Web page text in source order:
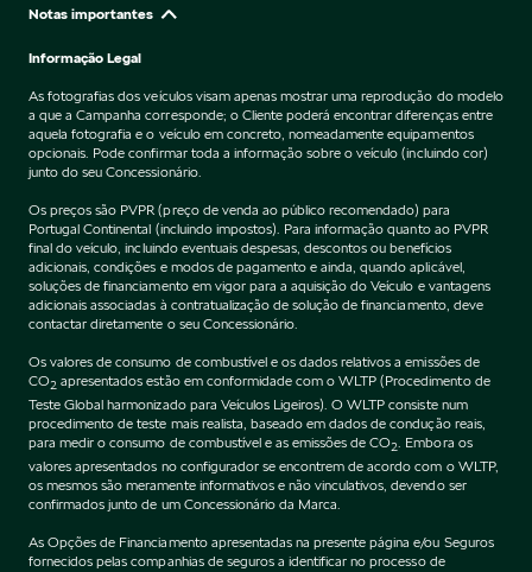
Notas importantes
Informação Legal
As fotografias dos veículos visam apenas mostrar uma reprodução do modelo
a que a Campanha corresponde; o Cliente poderá encontrar diferenças entre
aquela fotografia e o veículo em concreto, nomeadamente equipamentos
opcionais. Pode confirmar toda a informação sobre o veículo (incluindo cor)
junto do seu Concessionário.
Os preços são PVPR (preço de venda ao público recomendado) para
Portugal Continental (incluindo impostos). Para informação quanto ao PVPR
final do veículo, incluindo eventuais despesas, descontos ou benefícios
adicionais, condições e modos de pagamento e ainda, quando aplicável,
soluções de financiamento em vigor para a aquisição do Veículo e vantagens
adicionais associadas à contratualização de solução de financiamento, deve
contactar diretamente o seu Concessionário.
Os valores de consumo de combustível e os dados relativos a emissões de
CO2 apresentados estão em conformidade com o WLTP (Procedimento de
Teste Global harmonizado para Veículos Ligeiros). O WLTP consiste num
procedimento de teste mais realista, baseado em dados de condução reais,
para medir o consumo de combustível e as emissões de CO2 . Embora os
valores apresentados no configurador se encontrem de acordo com o WLTP,
os mesmos são meramente informativos e não vinculativos, devendo ser
confirmados junto de um Concessionário da Marca.
As Opções de Financiamento apresentadas na presente página e/ou Seguros
fornecidos pelas companhias de seguros a identificar no processo de